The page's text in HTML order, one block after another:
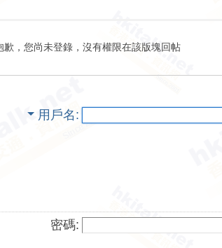
歉，您尚未登錄，沒有權限在該版塊回帖
用戶名
密碼: